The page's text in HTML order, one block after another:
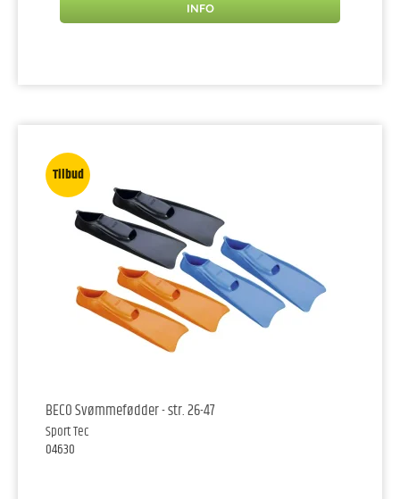
INFO
Tilbud
BECO Svømmefødder - str. 26-47
Sport Tec
04630